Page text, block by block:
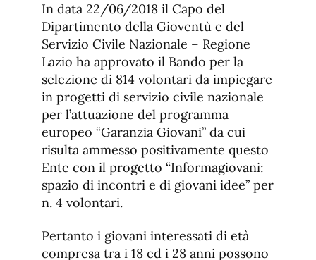
In data 22/06/2018 il Capo del
Dipartimento della Gioventù e del
Servizio Civile Nazionale – Regione
Lazio ha approvato il Bando per la
selezione di 814 volontari da impiegare
in progetti di servizio civile nazionale
per l’attuazione del programma
europeo “Garanzia Giovani” da cui
risulta ammesso positivamente questo
Ente con il progetto “Informagiovani:
spazio di incontri e di giovani idee” per
n. 4 volontari.
Pertanto i giovani interessati di età
compresa tra i 18 ed i 28 anni possono